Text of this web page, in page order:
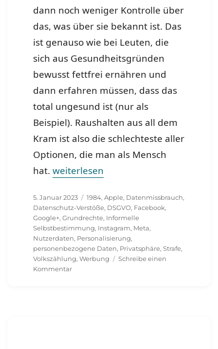
dann noch weniger Kontrolle über
das, was über sie bekannt ist. Das
ist genauso wie bei Leuten, die
sich aus Gesundheitsgründen
bewusst fettfrei ernähren und
dann erfahren müssen, dass das
total ungesund ist (nur als
Beispiel). Raushalten aus all dem
Kram ist also die schlechteste aller
Optionen, die man als Mensch
hat.„Meta verstösst gegen EU-
weiterlesen
Veröffentlicht
am
5. Januar 2023 Schlagwörter
1984,Apple, Datenmissbrauch,
Datenschutz-Verstöße, DSGVO, Facebook,
Google+,Grundrechte, Informelle
Selbstbestimmung, Instagram, Meta,
Nutzerdaten, Personalisierung,
personenbezogene Daten, Privatsphäre,Strafe,
Volkszählung,Werbung
Schreibe einen
Kommentarzu